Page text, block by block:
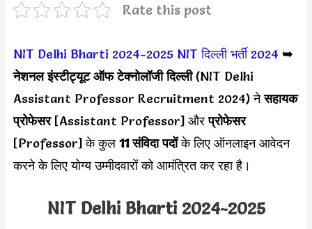
Rate this post
NIT Delhi Bharti 2024-2025 NIT दिल्ली भर्ती 2024 ➥
नेशनल इंस्टीट्यूट ऑफ टेक्नोलॉजी दिल्ली(NIT Delhi
Assistant Professor Recruitment 2024) नेसहायक
प्रोफेसर [Assistant Professor] औरप्रोफेसर
[Professor] के कुल11 संविदा पदोंके लिए ऑनलाइन आवेदन
करने के लिए योग्य उम्मीदवारों को आमंत्रित कर रहा है।
NIT Delhi Bharti 2024-2025